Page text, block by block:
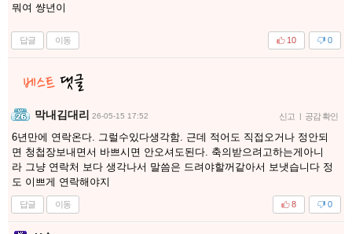
뭐여 썅년이
답글 이동 0
10
막내김대리 26-05-15 17:52 신고 | 공감 확인
6년만에 연락온다. 그럴수있다생각함. 근데 적어도 직접오거나 정안되
면 청첩장보내면서 바쁘시면 안오셔도된다. 축의받으려고하는게아니
라 그냥 연락처 보다 생각나서 말씀은 드려야할꺼같아서 보냇습니다 정
도 이쁘게 연락해야지
답글 이동 0
8